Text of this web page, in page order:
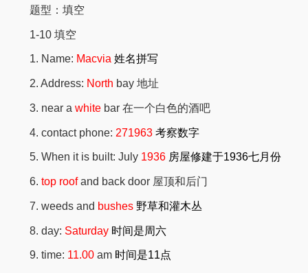
题型：填空
1-10 填空
1. Name: Macvia 姓名拼写
2. Address: North bay 地址
3. near a whitebar 在一个白色的酒吧
4. contact phone: 271963 考察数字
5. When it is built: July 1936 房屋修建于1936七月份
6. top roofand back door 屋顶和后门
7. weeds and bushes 野草和灌木丛
8. day: Saturday 时间是周六
9. time: 11.00am 时间是11点